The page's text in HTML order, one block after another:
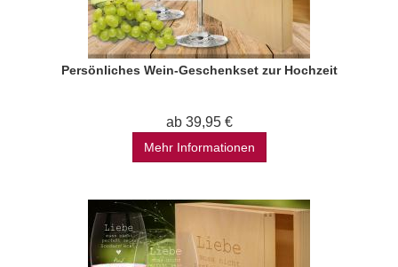
Persönliches Wein-Geschenkset zur Hochzeit
ab 39,95 €
Mehr Informationen